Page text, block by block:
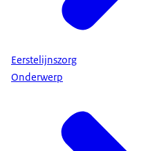
Eerstelijnszorg
Onderwerp